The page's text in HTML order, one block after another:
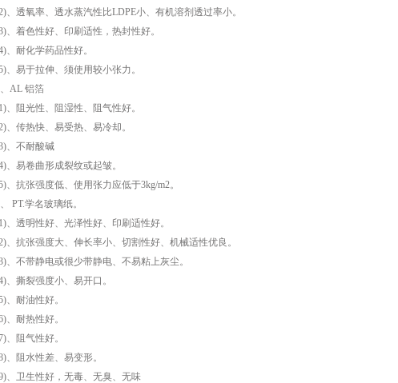
透氧率、透水蒸汽性比LDPE小、有机溶剂透过率小。
着色性好、印刷适性，热封性好。
耐化学药品性好。
易于拉伸、须使用较小张力。
铝箔
阻光性、阻湿性、阻气性好。
传热快、易受热、易冷却。
不耐酸碱
易卷曲形成裂纹或起皱。
抗张强度低、使用张力应低于3kg/m2。
学名玻璃纸。
透明性好、光泽性好、印刷适性好。
抗张强度大、伸长率小、切割性好、机械适性优良。
不带静电或很少带静电、不易粘上灰尘。
撕裂强度小、易开口。
耐油性好。
耐热性好。
阻气性好。
阻水性差、易变形。
卫生性好，无毒、无臭、无味